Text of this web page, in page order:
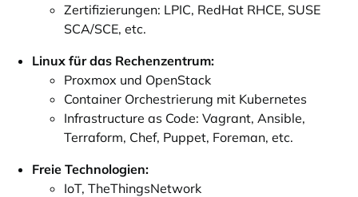
Zertifizierungen: LPIC, RedHat RHCE, SUSE
SCA/SCE, etc.
Linux für das Rechenzentrum:
Proxmox und OpenStack
Container Orchestrierung mit Kubernetes
Infrastructure as Code: Vagrant, Ansible,
Terraform, Chef, Puppet, Foreman, etc.
Freie Technologien:
IoT, TheThingsNetwork